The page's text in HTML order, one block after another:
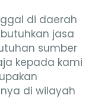
di daerah
jasa
sumber
kepada kami
di wilayah